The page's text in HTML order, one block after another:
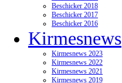
Beschicker 2018
Beschicker 2017
Beschicker 2016
Kirmesnews
Kirmesnews 2023
Kirmesnews 2022
Kirmesnews 2021
Kirmesnews 2019